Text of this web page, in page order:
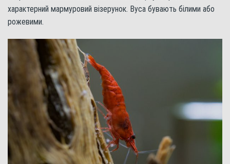
характерний мармуровий візерунок. Вуса бувають білими або
рожевими.